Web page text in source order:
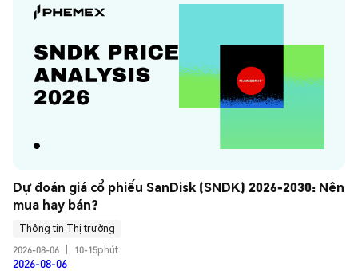
Dự đoán giá cổ phiếu SanDisk (SNDK) 2026-2030: Nên
mua hay bán?
Thông tin Thị trường
2026-08-06
10-15phút
2026-08-06